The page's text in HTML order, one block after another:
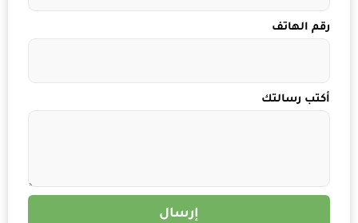
رقم الهاتف
أكتب رسالتك
إرسال